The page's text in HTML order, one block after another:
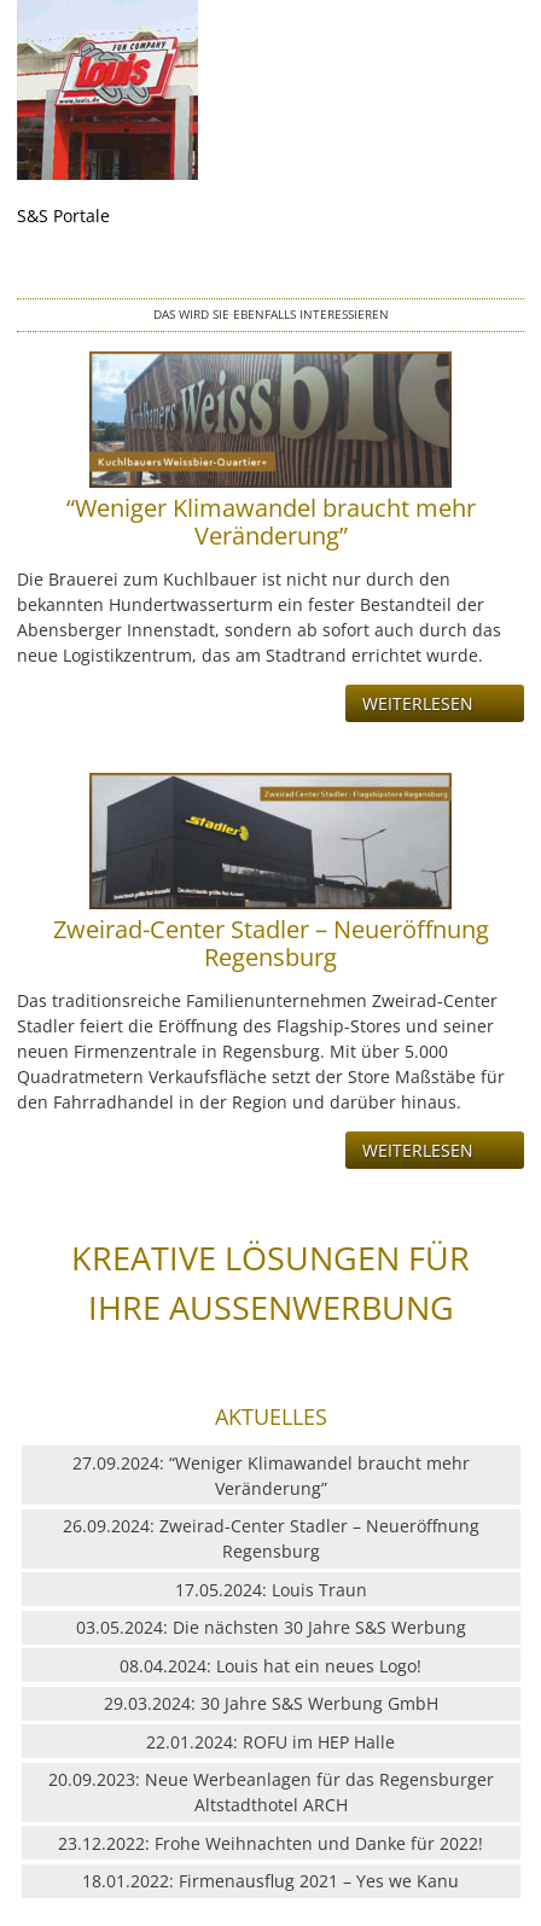
Wegeleitsysteme
Beschriftungen
Digitaldruck & Großformat
Fahrzeugbeschriftungen
Werbegrafik & Drucksachen
Vergoldungen
Werbetürme & Pylone
LED Umrüstung
LEISTUNG
REFERENZEN
JOBS & KARRIERE
S&S Portale
DAS WIRD SIE EBENFALLS INTERESSIEREN
“Weniger Klimawandel braucht mehr
Veränderung”
Die Brauerei zum Kuchlbauer ist nicht nur durch den
bekannten Hundertwasserturm ein fester Bestandteil der
Abensberger Innenstadt, sondern ab sofort auch durch das
neue Logistikzentrum, das am Stadtrand errichtet wurde.
WEITERLESEN
Zweirad-Center Stadler – Neueröffnung
Regensburg
Das traditionsreiche Familienunternehmen Zweirad-Center
Stadler feiert die Eröffnung des Flagship-Stores und seiner
neuen Firmenzentrale in Regensburg. Mit über 5.000
Quadratmetern Verkaufsfläche setzt der Store Maßstäbe für
den Fahrradhandel in der Region und darüber hinaus.
WEITERLESEN
KREATIVE LÖSUNGEN FÜR
IHRE AUSSENWERBUNG
AKTUELLES
27.09.2024: “Weniger Klimawandel braucht mehr
Veränderung”
26.09.2024: Zweirad-Center Stadler – Neueröffnung
Regensburg
17.05.2024: Louis Traun
03.05.2024: Die nächsten 30 Jahre S&S Werbung
08.04.2024: Louis hat ein neues Logo!
29.03.2024: 30 Jahre S&S Werbung GmbH
22.01.2024: ROFU im HEP Halle
20.09.2023: Neue Werbeanlagen für das Regensburger
Altstadthotel ARCH
23.12.2022: Frohe Weihnachten und Danke für 2022!
18.01.2022: Firmenausflug 2021 – Yes we Kanu